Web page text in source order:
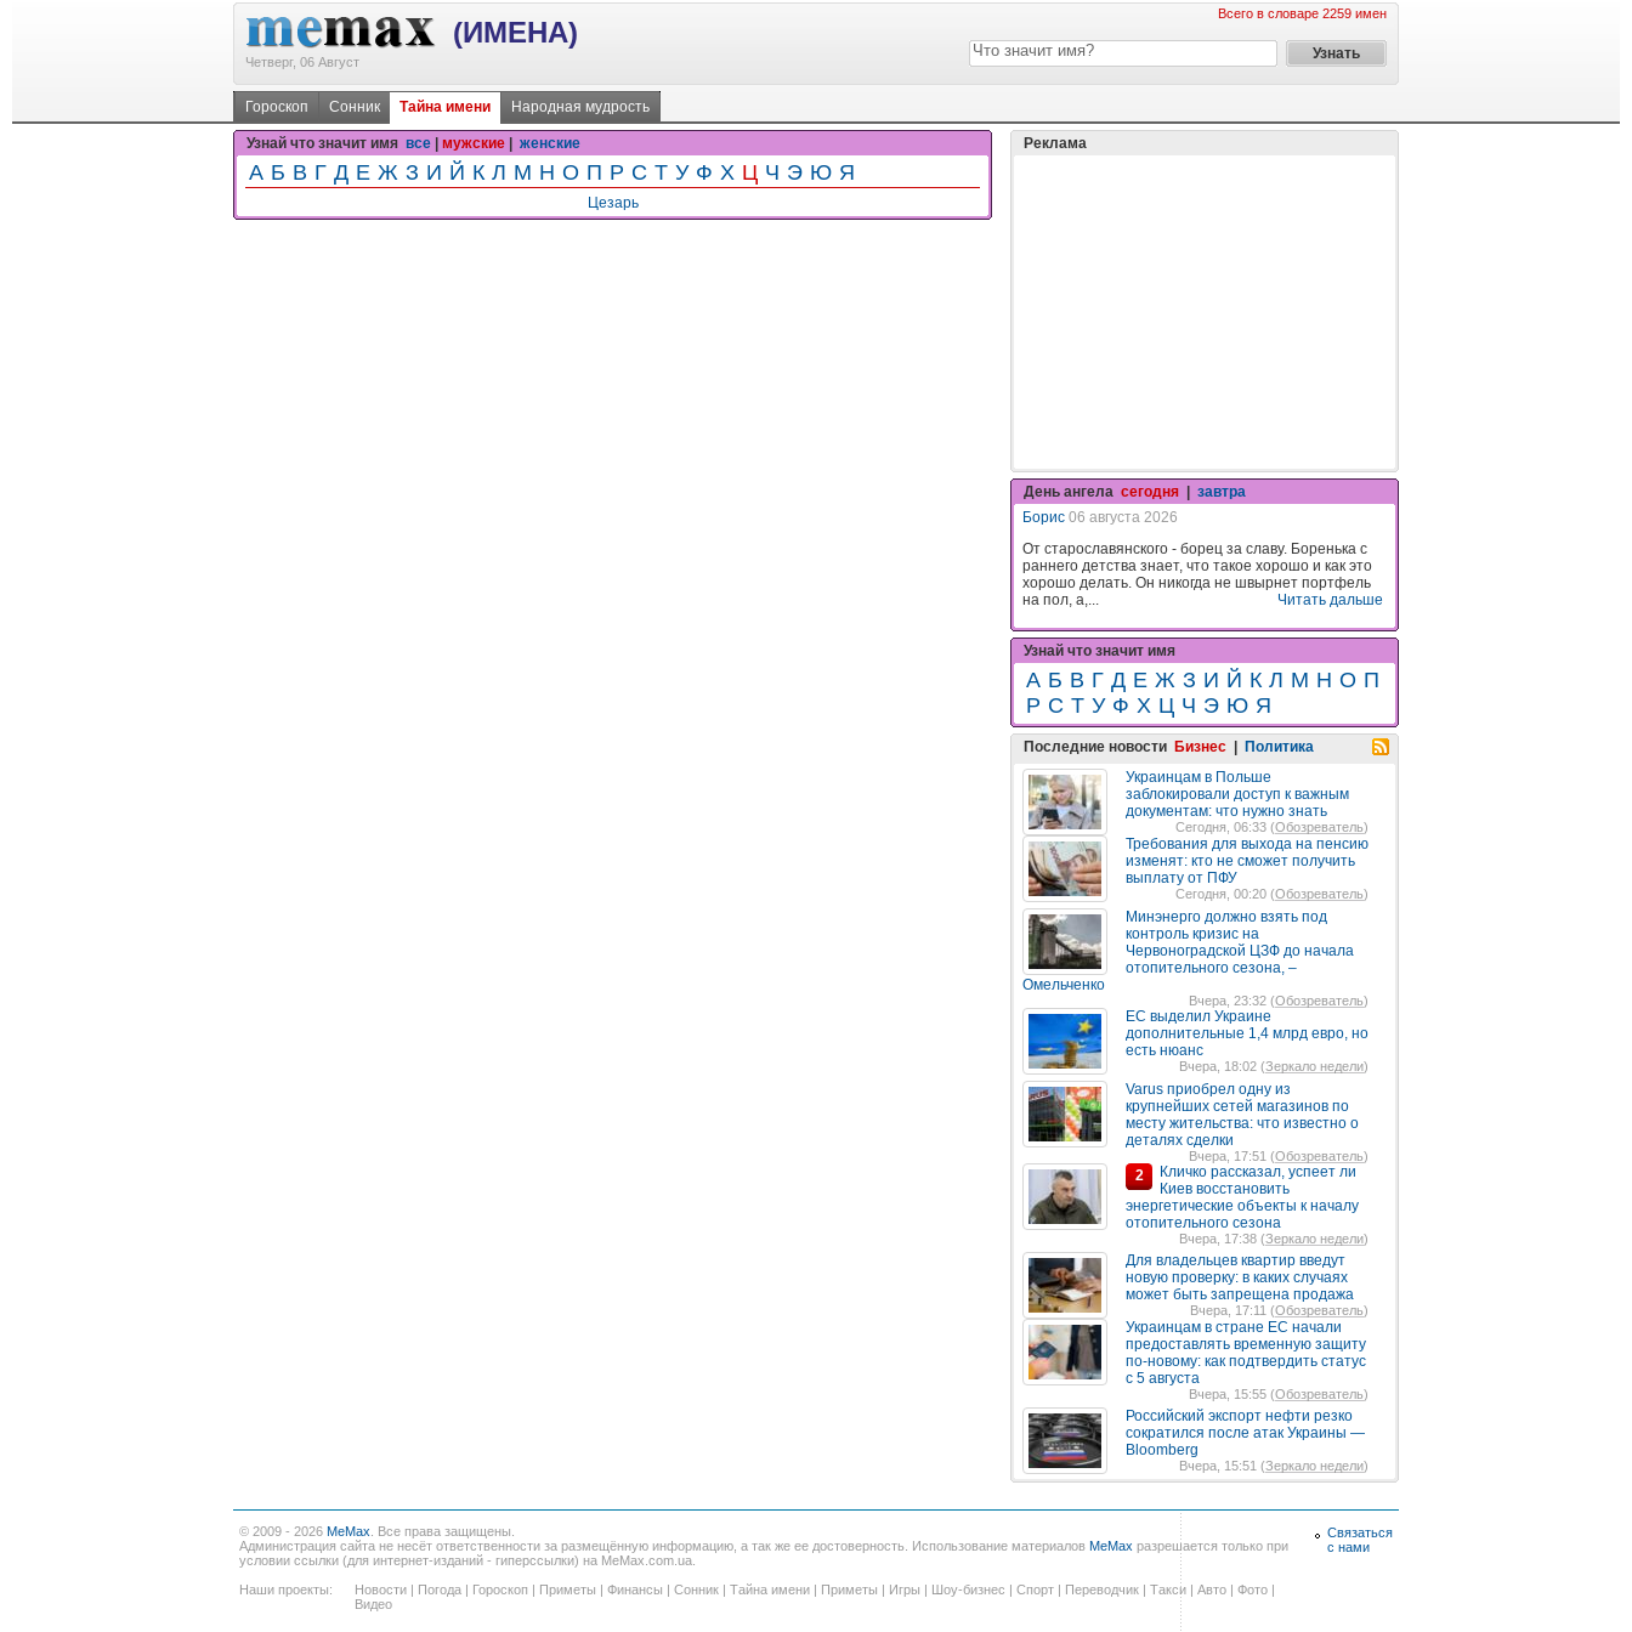
(ИМЕНА)
Четверг, 06 Август
Всего в словаре 2259 имен
Гороскоп Сонник Тайна имени Народная мудрость
Узнай что значит имя все мужские женские
А Б В Г Д Е Ж З И Й К Л М Н О П Р С Т У Ф Х Ц Ч Э Ю Я
Цезарь
Реклама
День ангела сегодня
завтра
Борис 06 августа 2026
От старославянского - борец за славу. Боренька с
раннего детства знает, что такое хорошо и как это
хорошо делать. Он никогда не швырнет портфель
на пол, а,...
Читать дальше
Узнай что значит имя
А Б В Г Д Е Ж З И Й К Л М Н О П
Р С Т У Ф Х Ц Ч Э Ю Я
Последние новости Бизнес | Политика
Украинцам в Польше
заблокировали доступ к важным
документам: что нужно знать
Сегодня, 06:33 (Обозреватель)
Требования для выхода на пенсию
изменят: кто не сможет получить
выплату от ПФУ
Сегодня, 00:20 (Обозреватель)
Минэнерго должно взять под
контроль кризис на
Червоноградской ЦЗФ до начала
отопительного сезона, –
Омельченко
Вчера, 23:32 (Обозреватель)
ЕС выделил Украине
дополнительные 1,4 млрд евро, но
есть нюанс
Вчера, 18:02 (Зеркало недели)
Varus приобрел одну из
крупнейших сетей магазинов по
месту жительства: что известно о
деталях сделки
Вчера, 17:51 (Обозреватель)
2
Кличко рассказал, успеет ли
Киев восстановить
энергетические объекты к началу
отопительного сезона
Вчера, 17:38 (Зеркало недели)
Для владельцев квартир введут
новую проверку: в каких случаях
может быть запрещена продажа
Вчера, 17:11 (Обозреватель)
Украинцам в стране ЕС начали
предоставлять временную защиту
по-новому: как подтвердить статус
с 5 августа
Вчера, 15:55 (Обозреватель)
Российский экспорт нефти резко
сократился после атак Украины —
Bloomberg
Вчера, 15:51 (Зеркало недели)
© 2009 - 2026 MeMax . Все права защищены.
Администрация сайта не несёт ответственности за размещённую информацию, а так же ее достоверность. Использование материалов MeMax разрешается только при
условии ссылки (для интернет-изданий - гиперссылки) на MeMax.com.ua.
Наши проекты:
Новости | Погода | Гороскоп | Приметы | Финансы | Сонник | Тайна имени | Приметы | Игры | Шоу-бизнес | Спорт | Переводчик | Такси | Авто | Фото |
Видео
Связаться
с нами